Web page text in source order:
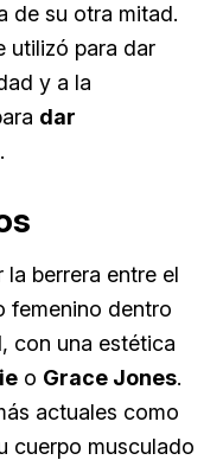
de su otra mitad.
utilizó para dar
y a la
dar
.
la berrera entre el
femenino dentro
, con una estética
o Grace Jones.
actuales como
cuerpo musculado